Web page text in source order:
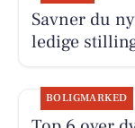
Savner du
ledige
BOLIGMARKED